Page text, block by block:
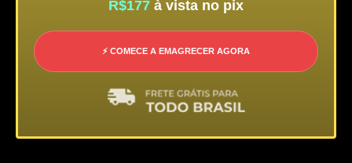
R$177 à vista no pix
⚡ COMECE A EMAGRECER AGORA